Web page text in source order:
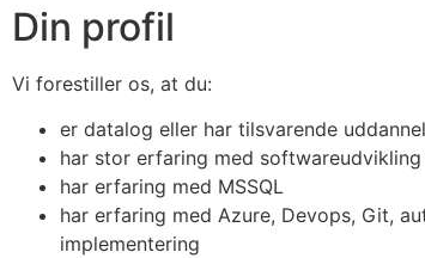
Din profil
Vi forestiller os, at du:
er datalog eller har tilsvarende
har stor erfaring med softwareudvikling
har erfaring med MSSQL
har erfaring med Azure, Devops, Git,
implementering